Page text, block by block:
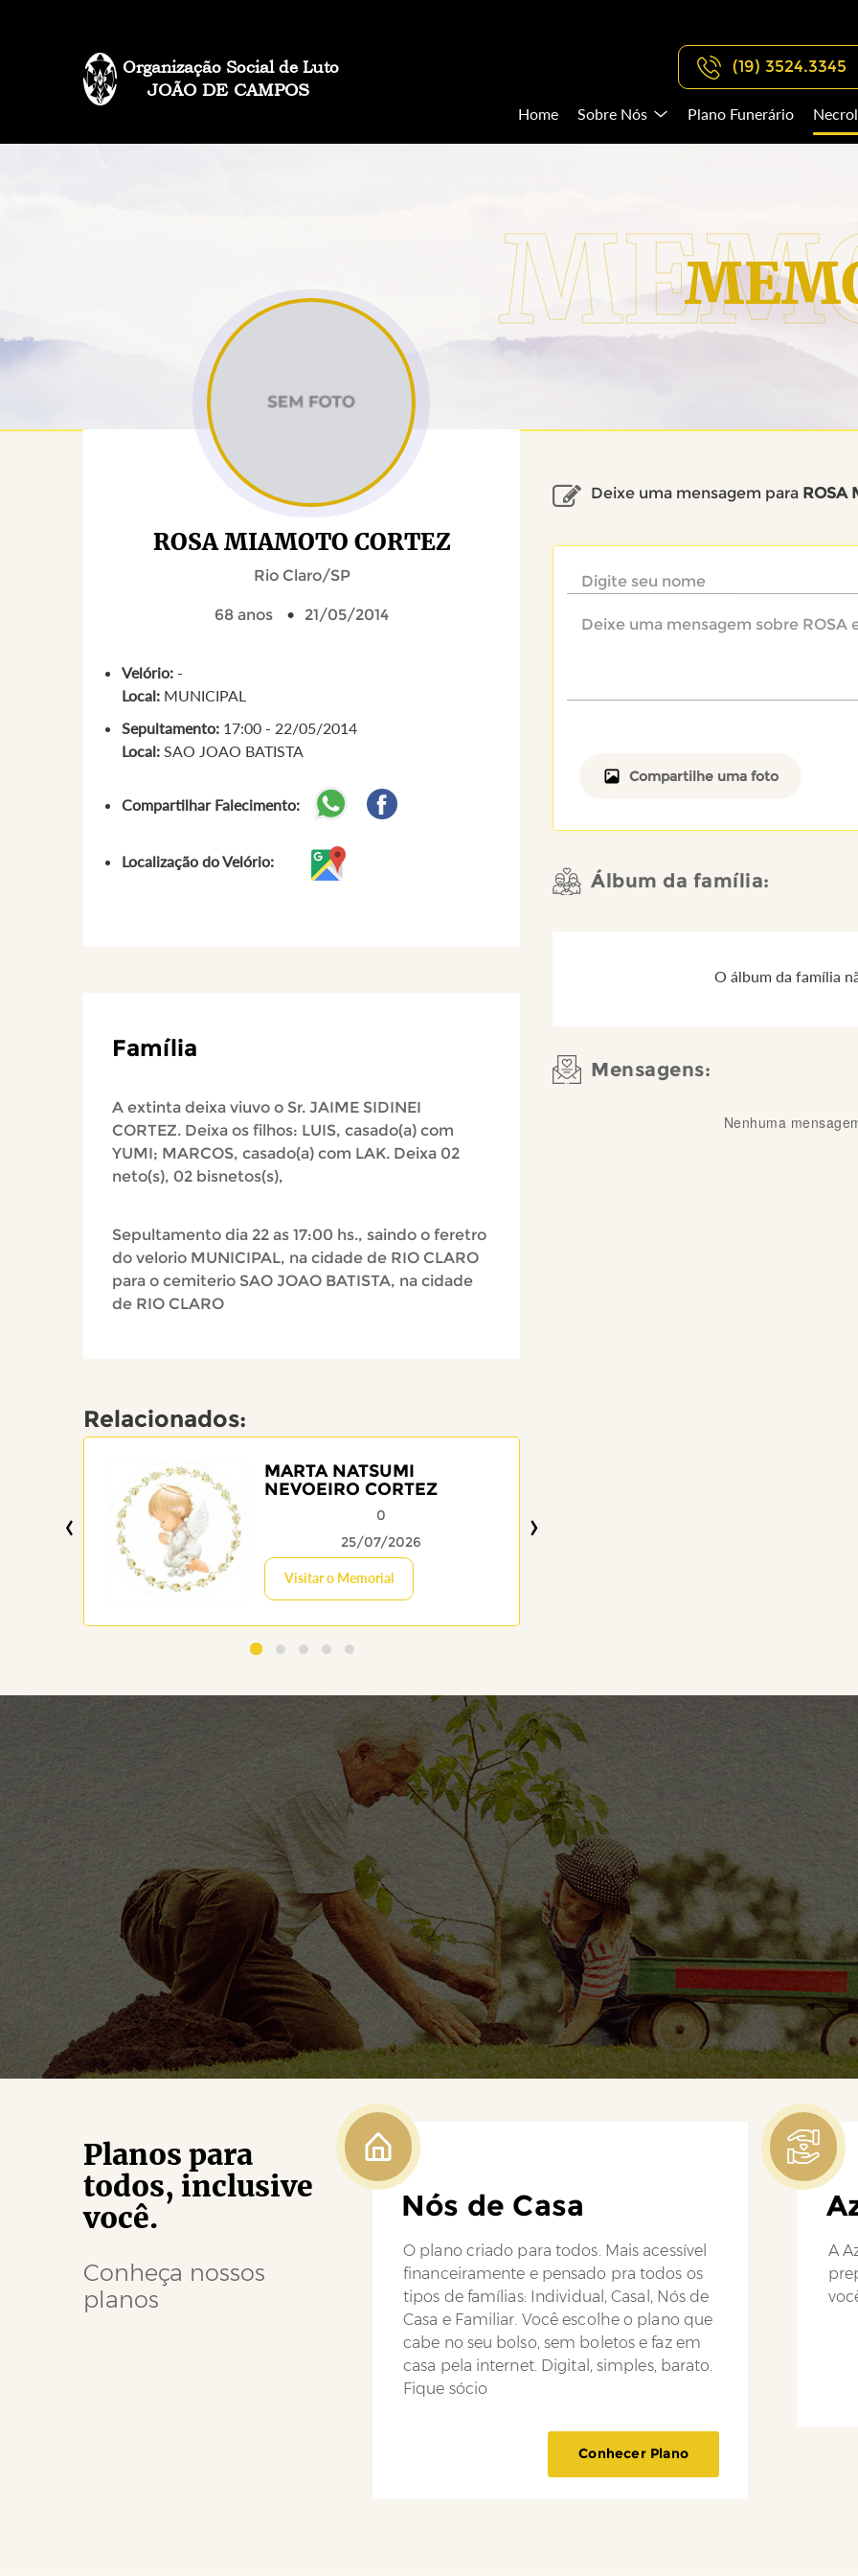
(19) 3524.3345
JOÃO DE CAMPOS
Organização Social de Luto
Home Sobre Nós Plano Funerário
ROSA MIAMOTO CORTEZ
Rio Claro/SP
68 anos 21/05/2014
Velório: -
Local: MUNICIPAL
Sepultamento: 17:00 - 22/05/2014
Local: SAO JOAO BATISTA
Compartilhar Falecimento:
Localização do Velório:
Família
A extinta deixa viuvo o Sr. JAIME SIDINEI
CORTEZ. Deixa os filhos: LUIS, casado(a) com
YUMI; MARCOS, casado(a) com LAK. Deixa 02
neto(s), 02 bisnetos(s),
Sepultamento dia 22 as 17:00 hs., saindo o feretro
do velorio MUNICIPAL, na cidade de RIO CLARO
para o cemiterio SAO JOAO BATISTA, na cidade
de RIO CLARO
Relacionados:
MARTA NATSUMI
NEVOEIRO CORTEZ
0
25/07/2026
Visitar o Memorial
‹ ›
Deixe uma mensagem para ROSA
Compartilhe uma foto
Álbum da família:
O álbum da família
Mensagens:
Nenhuma
Planos para
todos, inclusive
você.
Conheça nossos
planos
Nós de Casa
O plano criado para todos. Mais acessível
financeiramente e pensado pra todos os
tipos de famílias: Individual, Casal, Nós de
Casa e Familiar. Você escolhe o plano que
cabe no seu bolso, sem boletos e faz em
casa pela internet. Digital, simples, barato.
Fique sócio
Conhecer Plano
A